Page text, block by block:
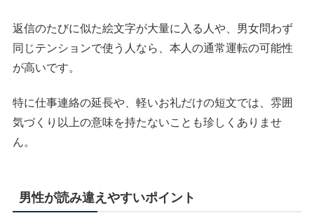
返信のたびに似た絵文字が大量に入る人や、男女問わず
同じテンションで使う人なら、本人の通常運転の可能性
が高いです。
特に仕事連絡の延長や、軽いお礼だけの短文では、雰囲
気づくり以上の意味を持たないことも珍しくありませ
ん。
男性が読み違えやすいポイント